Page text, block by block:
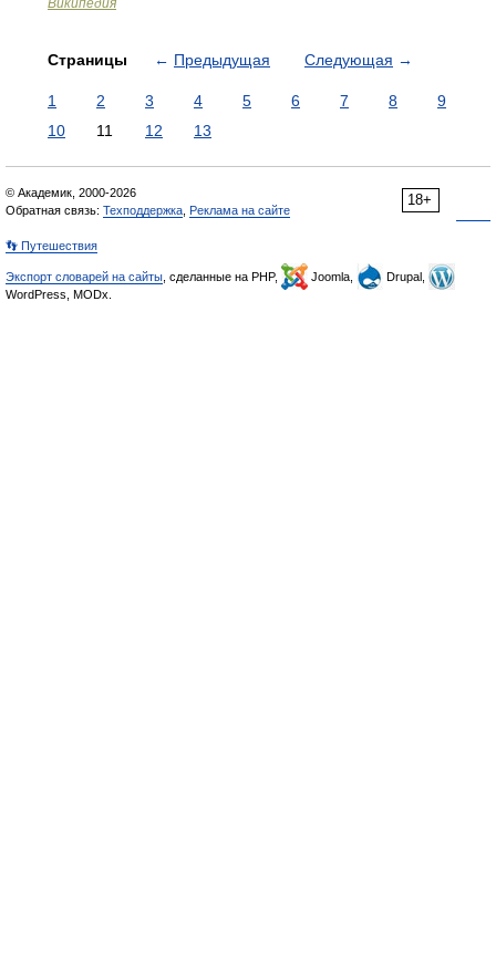
Википедия
Страницы ← Предыдущая Следующая →
1 2 3 4 5 6 7 8
9
10
11 12 13
18+
© Академик, 2000-2026
Обратная связь: Техподдержка Реклама на сайте
👣 Путешествия
Экспорт словарей на сайты , сделанные на PHP, Joomla,
Drupal,
WordPress, MODx.